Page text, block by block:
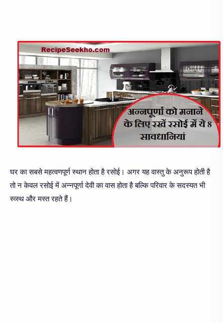
घर का सबसे महत्वणपूर्ण स्थान होता है रसोई। अगर यह वास्तु के अनुरूप होती है
तो न केवल रसोई में अन्नपूर्णा देवी का वास होता है बल्कि परिवार के सदस्यत भी
स्व्स्थ और मस्त रहते हैं।